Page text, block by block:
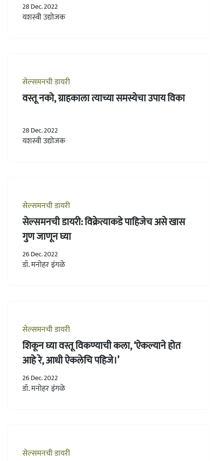
28 Dec. 2022
यशस्वी उद्योजक
सेल्समनची डायरी
वस्तू नको, ग्राहकाला त्याच्या समस्येचा उपाय विका
28 Dec. 2022
यशस्वी उद्योजक
सेल्समनची डायरी
सेल्समनची डायरी: विक्रेत्याकडे पाहिजेच असे खास
गुण जाणून घ्या
26 Dec. 2022
डॉ. मनोहर इंगळे
सेल्समनची डायरी
शिकून घ्या वस्तू विकण्याची कला, ‘ऐकल्याने होत
आहे रे, आधी ऐकलेचि पहिजे।’
26 Dec. 2022
डॉ. मनोहर इंगळे
सेल्समनची डायरी